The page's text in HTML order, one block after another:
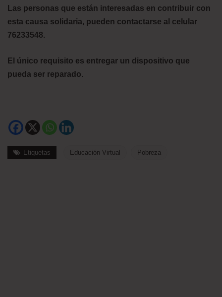
Las personas que están interesadas en contribuir con
esta causa solidaria, pueden contactarse al celular
76233548.
El único requisito es entregar un dispositivo que
pueda ser reparado.
Etiquetas Educación Virtual Pobreza